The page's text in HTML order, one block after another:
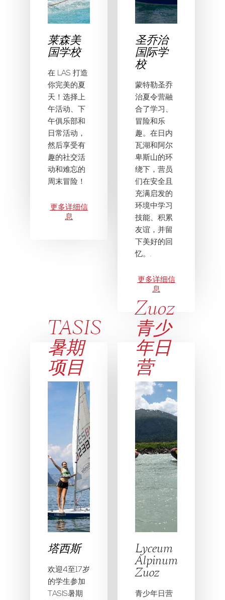
莱森美
国学校
在 LAS 打造
你完美的夏
天！选择上
午活动、下
午俱乐部和
日常活动，
然后享受有
趣的社交活
动和难忘的
周末冒险！
更多详细信
息
圣乔治
国际学
校
蒙特勒圣乔
治夏令营融
合了学习、
冒险和乐
趣。在日内
瓦湖和阿尔
卑斯山的环
绕下，营员
们在安全且
充满启发的
环境中学习
技能、积累
友谊，并留
下美好的回
忆。.
更多详细信
息
TASIS
暑期
项目
塔西斯
欢迎4至17岁
的学生参加
TASIS暑期
Zuoz
青少
年日
营
Lyceum
Alpinum
Zuoz
青少年日营